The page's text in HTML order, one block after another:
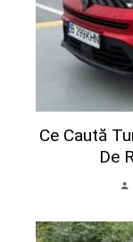
Ce Caută
De